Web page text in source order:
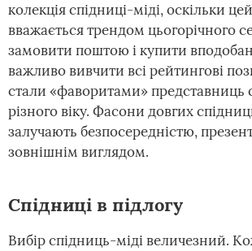
колекція спідниці-міді, оскільки
вважається трендом цьогорічного
замовити поштою і купити
важливо вивчити всі рейтингові
стали «фаворитами» представниць
різного віку. Фасони довгих
залучають безпосередністю,
зовнішнім виглядом.
Спідниці в підлогу
Вибір спідниць-міді величезний.